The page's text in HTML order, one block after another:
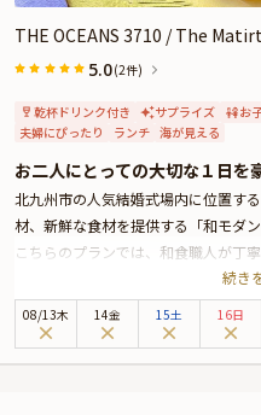
THE OCEANS 3710 / The
5.0(2件)
乾杯ドリンク付き サプライズ お
夫婦にぴったり
ランチ 海が見える
お二人にとっての大切な１日を
北九州市の人気結婚式場内に位置す
材、新鮮な食材を提供する「和モダ
こちらのプランでは、和食職人が丁
スをご用意いたしました。普段なか
理を心ゆくまでご堪能ください。
また、乾杯ドリンクと貸切チャペル
続き
08/13木 14金 15土 16日